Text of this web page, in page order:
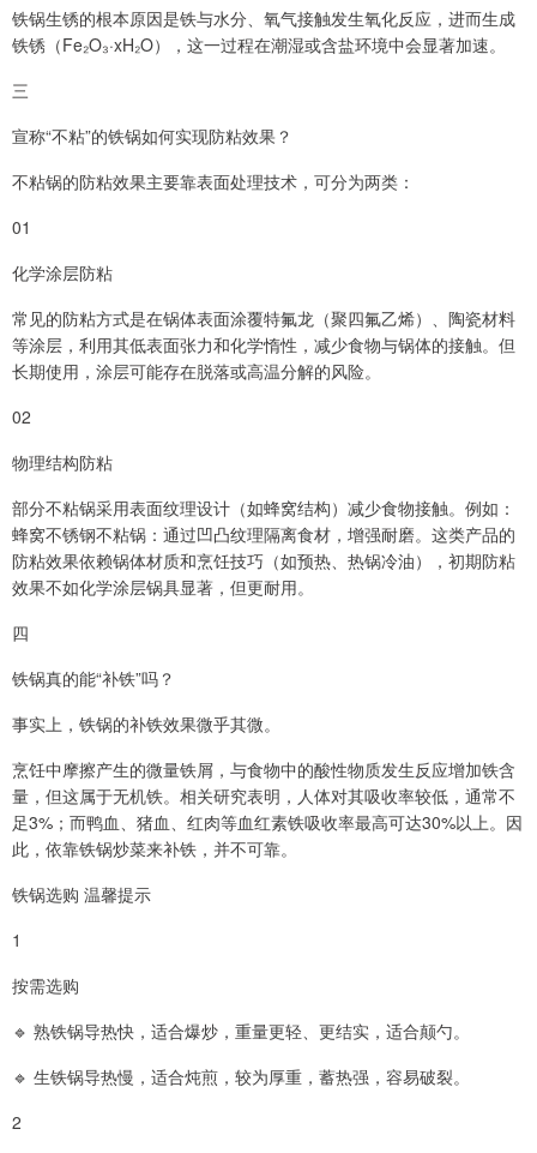
铁锅生锈的根本原因是铁与水分、氧气接触发生氧化反应，进而生成
铁锈（Fe₂O₃·xH₂O），这一过程在潮湿或含盐环境中会显著加速。
三
宣称“不粘”的铁锅如何实现防粘效果？
不粘锅的防粘效果主要靠表面处理技术，可分为两类：
01
化学涂层防粘
常见的防粘方式是在锅体表面涂覆特氟龙（聚四氟乙烯）、陶瓷材料
等涂层，利用其低表面张力和化学惰性，减少食物与锅体的接触。但
长期使用，涂层可能存在脱落或高温分解的风险。
02
物理结构防粘
部分不粘锅采用表面纹理设计（如蜂窝结构）减少食物接触。例如：
蜂窝不锈钢不粘锅：通过凹凸纹理隔离食材，增强耐磨。这类产品的
防粘效果依赖锅体材质和烹饪技巧（如预热、热锅冷油），初期防粘
效果不如化学涂层锅具显著，但更耐用。
四
铁锅真的能“补铁”吗？
事实上，铁锅的补铁效果微乎其微。
烹饪中摩擦产生的微量铁屑，与食物中的酸性物质发生反应增加铁含
量，但这属于无机铁。相关研究表明，人体对其吸收率较低，通常不
足3%；而鸭血、猪血、红肉等血红素铁吸收率最高可达30%以上。因
此，依靠铁锅炒菜来补铁，并不可靠。
铁锅选购 温馨提示
1
按需选购
🔹 熟铁锅导热快，适合爆炒，重量更轻、更结实，适合颠勺。
🔹 生铁锅导热慢，适合炖煎，较为厚重，蓄热强，容易破裂。
2